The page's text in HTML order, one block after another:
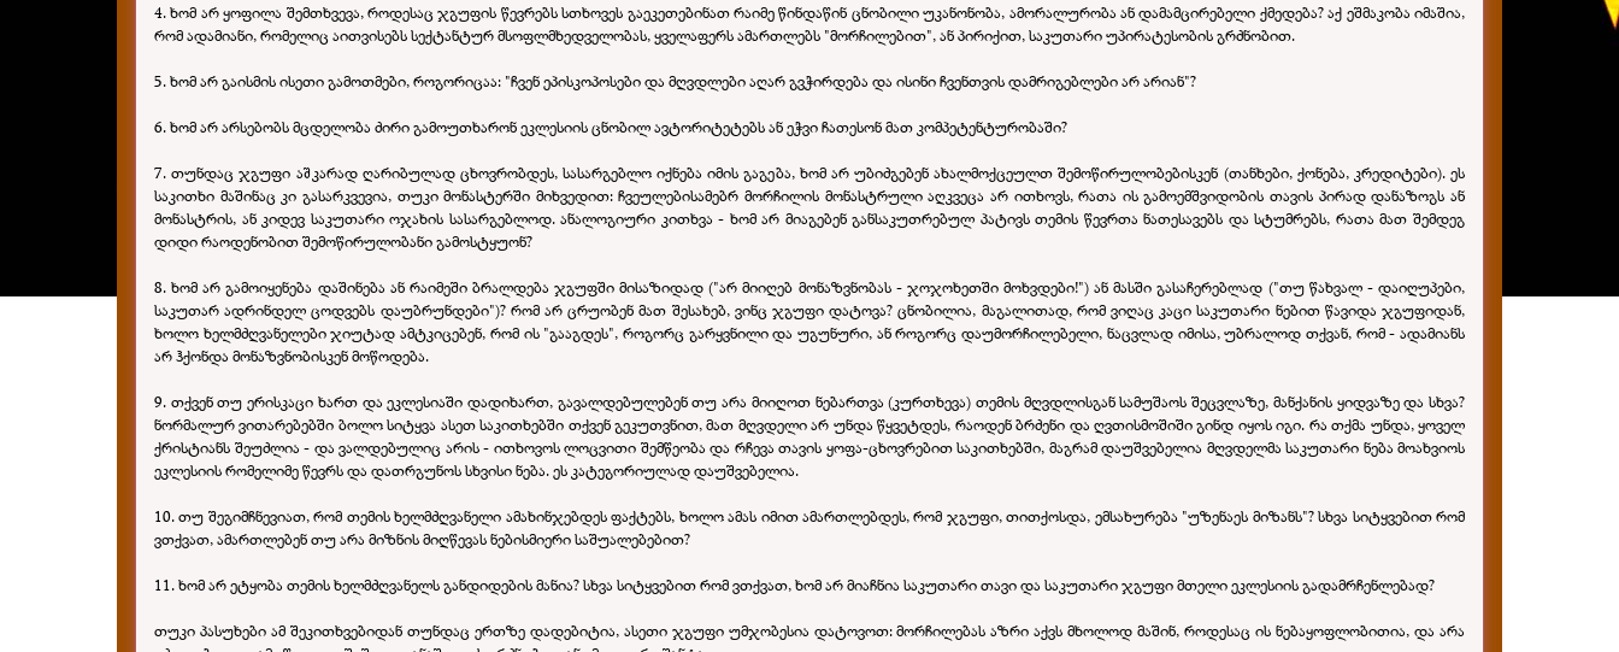
4. ხომ არ ყოფილა შემთხვევა, როდესაც ჯგუფის წევრებს სთხოვეს გაეკეთებინათ რაიმე წინდაწინ ცნობილი უკანონობა, ამორალურობა ან დამამცირებელი ქმედება? აქ ეშმაკობა იმაშია,
რომ ადამიანი, რომელიც აითვისებს სექტანტურ მსოფლმხედველობას, ყველაფერს ამართლებს "მორჩილებით", ან პირიქით, საკუთარი უპირატესობის გრძნობით.
5. ხომ არ გაისმის ისეთი გამოთმები, როგორიცაა: "ჩვენ ეპისკოპოსები და მღვდლები აღარ გვჭირდება და ისინი ჩვენთვის დამრიგებლები არ არიან"?
6. ხომ არ არსებობს მცდელობა ძირი გამოუთხარონ ეკლესიის ცნობილ ავტორიტეტებს ან ეჭვი ჩათესონ მათ კომპეტენტურობაში?
7. თუნდაც ჯგუფი აშკარად ღარიბულად ცხოვრობდეს, სასარგებლო იქნება იმის გაგება, ხომ არ უბიძგებენ ახალმოქცეულთ შემოწირულობებისკენ (თანხები, ქონება, კრედიტები). ეს
საკითხი მაშინაც კი გასარკვევია, თუკი მონასტერში მიხვედით: ჩვეულებისამებრ მორჩილის მონასტრული აღკვეცა არ ითხოვს, რათა ის გამოემშვიდობის თავის პირად დანაზოგს ან
მონასტრის, ან კიდევ საკუთარი ოჯახის სასარგებლოდ. ანალოგიური კითხვა - ხომ არ მიაგებენ განსაკუთრებულ პატივს თემის წევრთა ნათესავებს და სტუმრებს, რათა მათ შემდეგ
დიდი რაოდენობით შემოწირულობანი გამოსტყუონ?
8. ხომ არ გამოიყენება დაშინება ან რაიმეში ბრალდება ჯგუფში მისაზიდად ("არ მიიღებ მონაზვნობას - ჯოჯოხეთში მოხვდები!") ან მასში გასაჩერებლად ("თუ წახვალ - დაიღუპები,
საკუთარ ადრინდელ ცოდვებს დაუბრუნდები")? რომ არ ცრუობენ მათ შესახებ, ვინც ჯგუფი დატოვა? ცნობილია, მაგალითად, რომ ვიღაც კაცი საკუთარი ნებით წავიდა ჯგუფიდან,
ხოლო ხელმძღვანელები ჯიუტად ამტკიცებენ, რომ ის "გააგდეს", როგორც გარყვნილი და უგუნური, ან როგორც დაუმორჩილებელი, ნაცვლად იმისა, უბრალოდ თქვან, რომ - ადამიანს
არ ჰქონდა მონაზვნობისკენ მოწოდება.
9. თქვენ თუ ერისკაცი ხართ და ეკლესიაში დადიხართ, გავალდებულებენ თუ არა მიიღოთ ნებართვა (კურთხევა) თემის მღვდლისგან სამუშაოს შეცვლაზე, მანქანის ყიდვაზე და სხვა?
ნორმალურ ვითარებებში ბოლო სიტყვა ასეთ საკითხებში თქვენ გეკუთვნით, მათ მღვდელი არ უნდა წყვეტდეს, რაოდენ ბრძენი და ღვთისმოშიში გინდ იყოს იგი. რა თქმა უნდა, ყოველ
ქრისტიანს შეუძლია - და ვალდებულიც არის - ითხოვოს ლოცვითი შემწეობა და რჩევა თავის ყოფა-ცხოვრებით საკითხებში, მაგრამ დაუშვებელია მღვდელმა საკუთარი ნება მოახვიოს
ეკლესიის რომელიმე წევრს და დათრგუნოს სხვისი ნება. ეს კატეგორიულად დაუშვებელია.
10. თუ შეგიმჩნევიათ, რომ თემის ხელმძღვანელი ამახინჯებდეს ფაქტებს, ხოლო ამას იმით ამართლებდეს, რომ ჯგუფი, თითქოსდა, ემსახურება "უზენაეს მიზანს"? სხვა სიტყვებით რომ
ვთქვათ, ამართლებენ თუ არა მიზნის მიღწევას ნებისმიერი საშუალებებით?
11. ხომ არ ეტყობა თემის ხელმძღვანელს განდიდების მანია? სხვა სიტყვებით რომ ვთქვათ, ხომ არ მიაჩნია საკუთარი თავი და საკუთარი ჯგუფი მთელი ეკლესიის გადამრჩენლებად?
თუკი პასუხები ამ შეკითხვებიდან თუნდაც ერთზე დადებიტია, ასეთი ჯგუფი უმჯობესია დატოვოთ: მორჩილებას აზრი აქვს მხოლოდ მაშინ, როდესაც ის ნებაყოფლობითია, და არა